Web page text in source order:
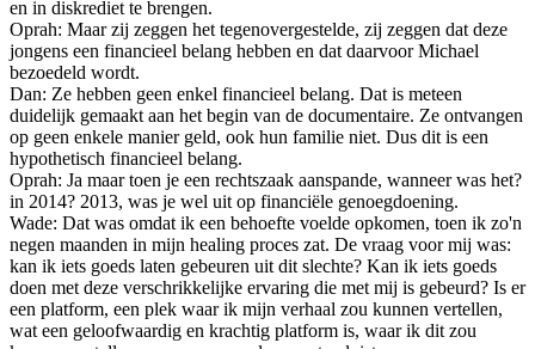
en in diskrediet te brengen.
Oprah: Maar zij zeggen het tegenovergestelde, zij zeggen dat deze
jongens een financieel belang hebben en dat daarvoor Michael
bezoedeld wordt.
Dan: Ze hebben geen enkel financieel belang. Dat is meteen
duidelijk gemaakt aan het begin van de documentaire. Ze ontvangen
op geen enkele manier geld, ook hun familie niet. Dus dit is een
hypothetisch financieel belang.
Oprah: Ja maar toen je een rechtszaak aanspande, wanneer was het?
in 2014? 2013, was je wel uit op financiële genoegdoening.
Wade: Dat was omdat ik een behoefte voelde opkomen, toen ik zo'n
negen maanden in mijn healing proces zat. De vraag voor mij was:
kan ik iets goeds laten gebeuren uit dit slechte? Kan ik iets goeds
doen met deze verschrikkelijke ervaring die met mij is gebeurd? Is er
een platform, een plek waar ik mijn verhaal zou kunnen vertellen,
wat een geloofwaardig en krachtig platform is, waar ik dit zou